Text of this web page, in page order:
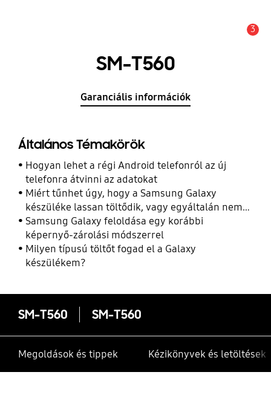
3
SM-T560
Garanciális információk
Általános Témakörök
Hogyan lehet a régi Android telefonról az új
telefonra átvinni az adatokat
Miért tűnhet úgy, hogy a Samsung Galaxy
készüléke lassan töltődik, vagy egyáltalán nem
töltődik
Samsung Galaxy feloldása egy korábbi
képernyő-zárolási módszerrel
Milyen típusú töltőt fogad el a Galaxy
készülékem?
SM-T560 SM-T560
Megoldások és tippek Kézikönyvek és letöltések